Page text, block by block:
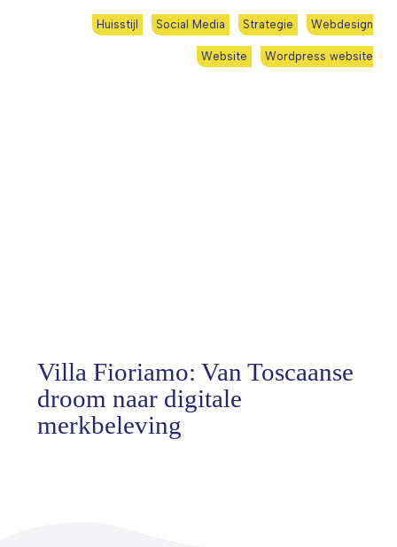
Huisstijl Social Media Strategie Webdesign
Website Wordpress website
Villa Fioriamo: Van Toscaanse
droom naar digitale
merkbeleving